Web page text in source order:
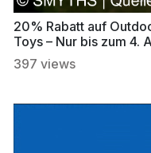
20% Rabatt auf
Toys – Nur bis zum 4.
397 views